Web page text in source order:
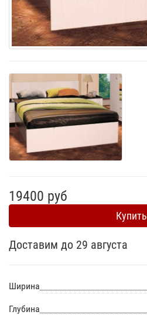
19400 руб
Купить
Доставим до 29 августа
Ширина
Глубина